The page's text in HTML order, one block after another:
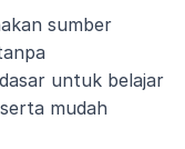
sumber
untuk belajar
mudah